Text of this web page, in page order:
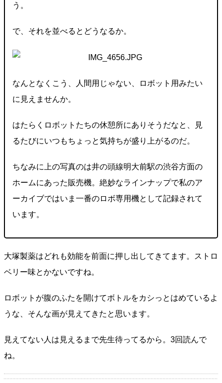
う。
で、それを並べるとどうなるか。
なんとなくこう、人間用じゃない、ロボット用みたい
に見えませんか。
はたらくロボットたちの休憩所にありそうだなと、見
るたびにいつもちょっと気持ちが盛り上がるのだ。
ちなみに上の写真のは井の頭線明大前駅の渋谷方面の
ホームにあった販売機。絶妙なラインナップで私のア
ーカイブではいま一番のロボ専用機として記録されて
います。
大塚製薬はどれも効能を前面に押し出してきてます。ストロ
ベリー味とかないですね。
ロボットが腹のふたを開けてボトルをカシっとはめているよ
うな、そんな画が見えてきたと思います。
見えてない人は見えるまで先生待ってるから。3回読んで
ね。